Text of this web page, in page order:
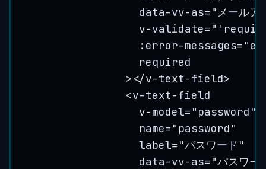
data-vv-as= " メールア
v-validate= "
:error-
required
></v-text-field>
<v-text-field
v-model= " password "
name= " password "
label= "パスワード "
data-vv-as= "パスワー